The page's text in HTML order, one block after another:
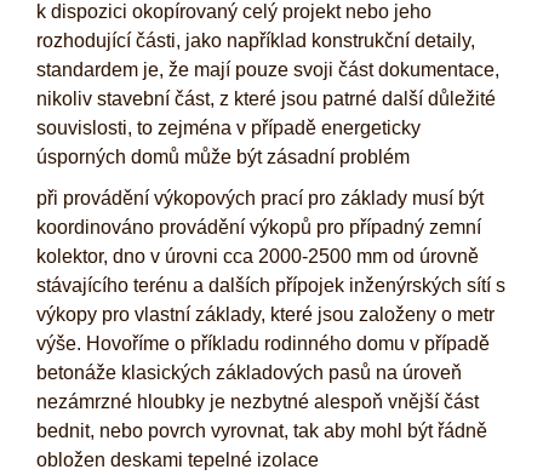
k dispozici okopírovaný celý projekt nebo jeho
rozhodující části, jako například konstrukční detaily,
standardem je, že mají pouze svoji část dokumentace,
nikoliv stavební část, z které jsou patrné další důležité
souvislosti, to zejména v případě energeticky
úsporných domů může být zásadní problém
při provádění výkopových prací pro základy musí být
koordinováno provádění výkopů pro případný zemní
kolektor, dno v úrovni cca 2000-2500 mm od úrovně
stávajícího terénu a dalších přípojek inženýrských sítí s
výkopy pro vlastní základy, které jsou založeny o metr
výše. Hovoříme o příkladu rodinného domu v případě
betonáže klasických základových pasů na úroveň
nezámrzné hloubky je nezbytné alespoň vnější část
bednit, nebo povrch vyrovnat, tak aby mohl být řádně
obložen deskami tepelné izolace